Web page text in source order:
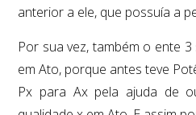
anterior a ele, que possuía a
Por sua vez, também o ente
em Ato, porque antes teve
Px para Ax pela ajuda de